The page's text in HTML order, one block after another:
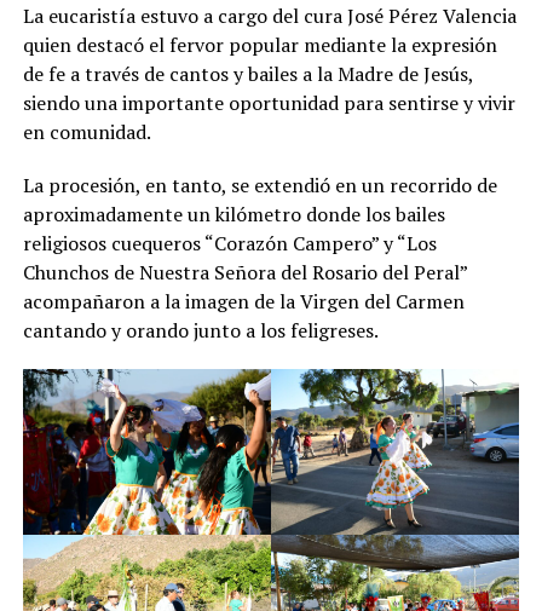
La eucaristía estuvo a cargo del cura José Pérez Valencia
quien destacó el fervor popular mediante la expresión
de fe a través de cantos y bailes a la Madre de Jesús,
siendo una importante oportunidad para sentirse y vivir
en comunidad.
La procesión, en tanto, se extendió en un recorrido de
aproximadamente un kilómetro donde los bailes
religiosos cuequeros “Corazón Campero” y “Los
Chunchos de Nuestra Señora del Rosario del Peral”
acompañaron a la imagen de la Virgen del Carmen
cantando y orando junto a los feligreses.